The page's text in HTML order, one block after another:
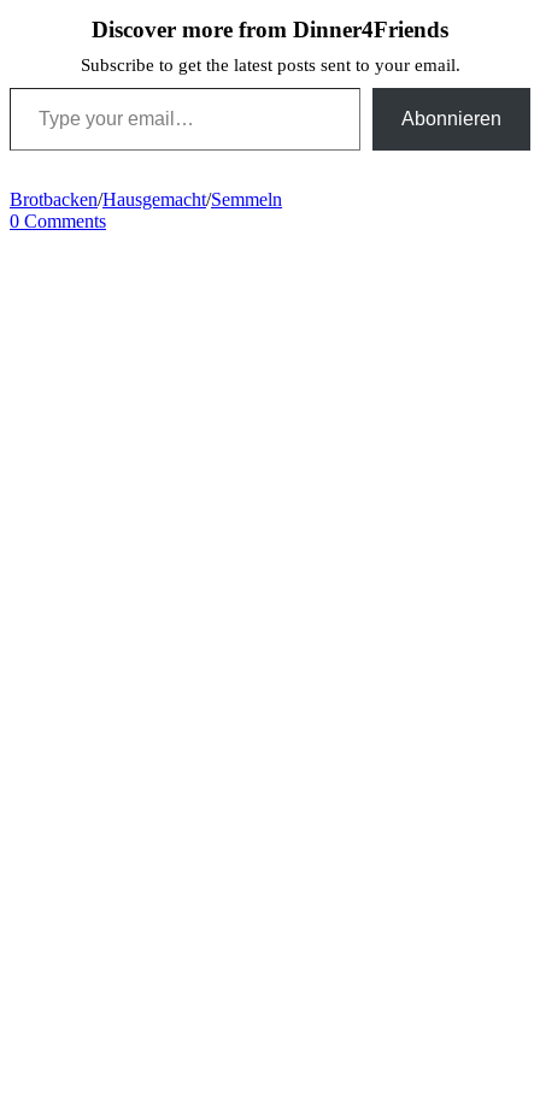
Discover more from Dinner4Friends
Subscribe to get the latest posts sent to your email.
Type your email…
Abonnieren
Brotbacken/Hausgemacht/Semmeln
0 Comments